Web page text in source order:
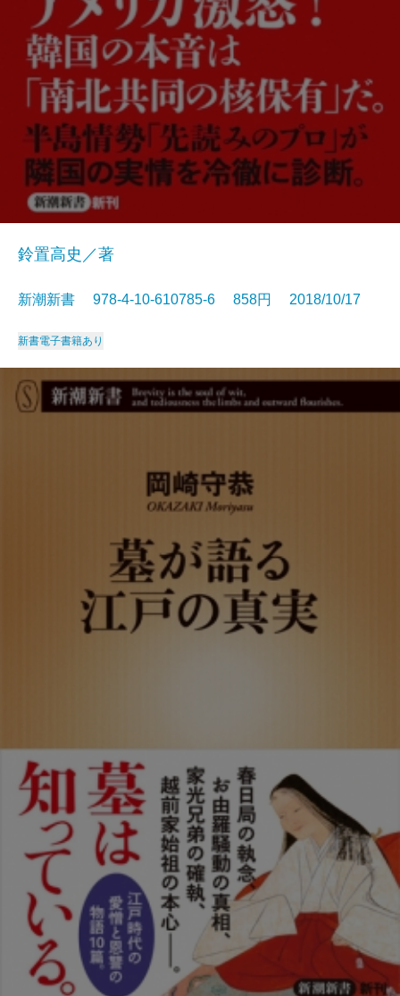
鈴置高史／著
新潮新書 978-4-10-610785-6 858円 2018/10/17
新書電子書籍あり